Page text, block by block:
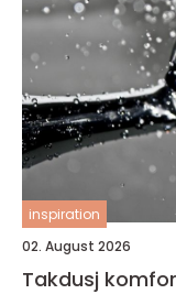
inspiration
02. August 2026
Takdusj komfort, design og funksjon i